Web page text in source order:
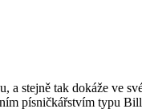
stejně tak dokáže ve
písničkářstvím typu